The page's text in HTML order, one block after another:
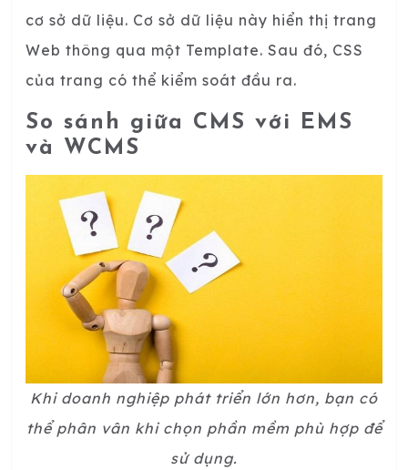
cơ sở dữ liệu. Cơ sở dữ liệu này hiển thị trang
Web thông qua một Template. Sau đó, CSS
của trang có thể kiểm soát đầu ra.
So sánh giữa CMS với EMS
và WCMS
Khi doanh nghiệp phát triển lớn hơn, bạn có
thể phân vân khi chọn phần mềm phù hợp để
sử dụng.